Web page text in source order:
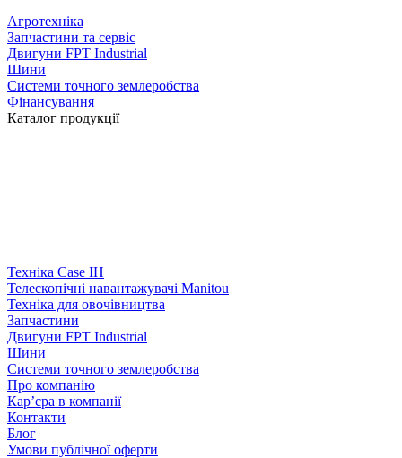
Агротехніка
Запчастини та сервіс
Двигуни FPT Industrial
Шини
Системи точного землеробства
Фінансування
Каталог продукції
Техніка Case IH
Телескопічні навантажувачі Manitou
Техніка для овочівництва
Запчастини
Двигуни FPT Industrial
Шини
Системи точного землеробства
Про компанію
Кар’єра в компанії
Контакти
Блог
Умови публічної оферти